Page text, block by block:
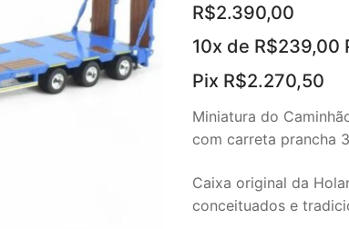
R$2.390,00
10x de R$239,00
Pix R$2.270,50
Miniatura do
com carreta prancha
Caixa original da
conceituados e